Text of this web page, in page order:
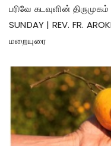
பரிவே கடவுளின்
SUNDAY | REV. FR.
மறையுரை